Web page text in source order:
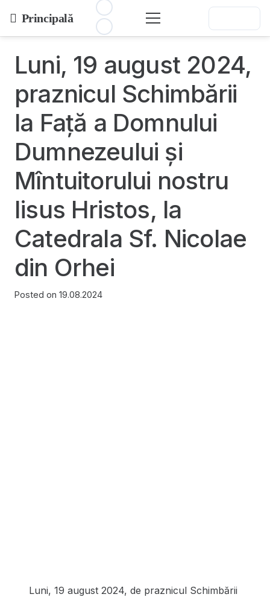
Principală
Luni, 19 august 2024,
praznicul Schimbării
la Față a Domnului
Dumnezeului și
Mîntuitorului nostru
Iisus Hristos, la
Catedrala Sf. Nicolae
din Orhei
Posted on 19.08.2024
Luni, 19 august 2024, de praznicul Schimbării